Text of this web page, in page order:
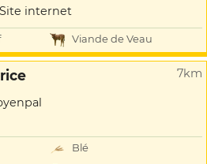
Site internet
Viande de Veau
7km
Blé